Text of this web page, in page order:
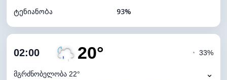
ტენიანობა
93%
ღრუბლიანობა
ნამის წერტილი
02:00 20°
მგრძნობელობა 22°
◔ 33%
⌄